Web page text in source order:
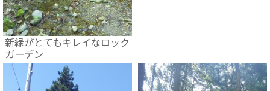
新緑がとてもキレイなロック
ガーデン